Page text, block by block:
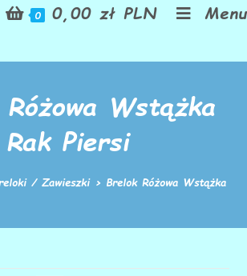
0 0,00 zł PLN Menu
Wstążka
Rak Piersi
/ Zawieszki > Brelok Różowa Wstążka